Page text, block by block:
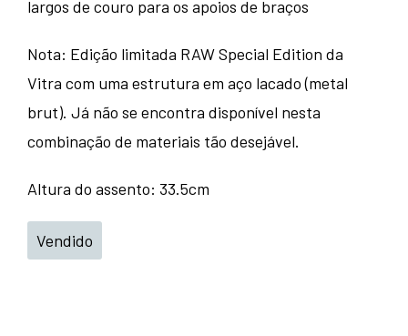
largos de couro para os apoios de braços
Nota: Edição limitada RAW Special Edition da
Vitra com uma estrutura em aço lacado (metal
brut). Já não se encontra disponível nesta
combinação de materiais tão desejável.
Altura do assento: 33.5cm
Vendido